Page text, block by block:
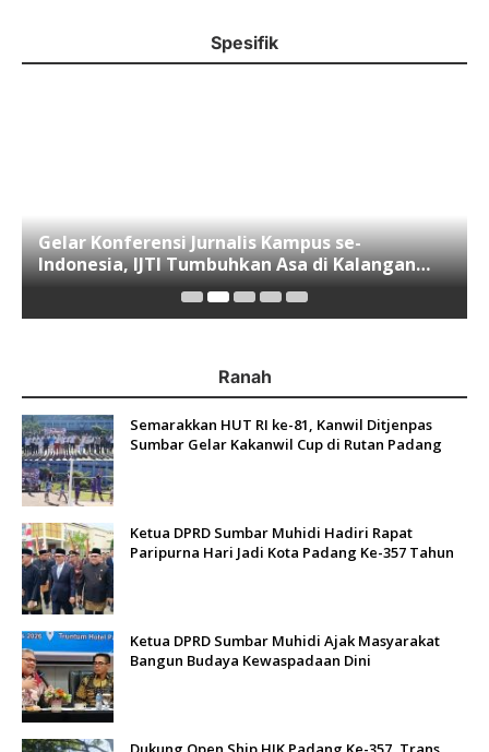
Spesifik
Gelar Konferensi Jurnalis Kampus se-
Indonesia, IJTI Tumbuhkan Asa di Kalangan
Jurnalis Muda di Era Disruspi Digital
Ranah
Semarakkan HUT RI ke-81, Kanwil Ditjenpas
Sumbar Gelar Kakanwil Cup di Rutan Padang
Ketua DPRD Sumbar Muhidi Hadiri Rapat
Paripurna Hari Jadi Kota Padang Ke-357 Tahun
Ketua DPRD Sumbar Muhidi Ajak Masyarakat
Bangun Budaya Kewaspadaan Dini